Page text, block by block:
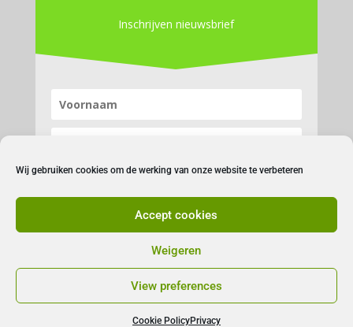
Wij gebruiken cookies om de werking van onze website te verbeteren
Accept cookies
Weigeren
View preferences
Cookie PolicyPrivacy
Inschrijven nieuwsbrief
Inschrijven